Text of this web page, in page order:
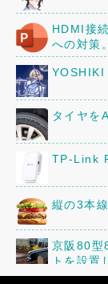
HDMI接
への対策。
YOSHIKI
タイヤを
TP-Link
縦の3本
京阪80型
トを設置